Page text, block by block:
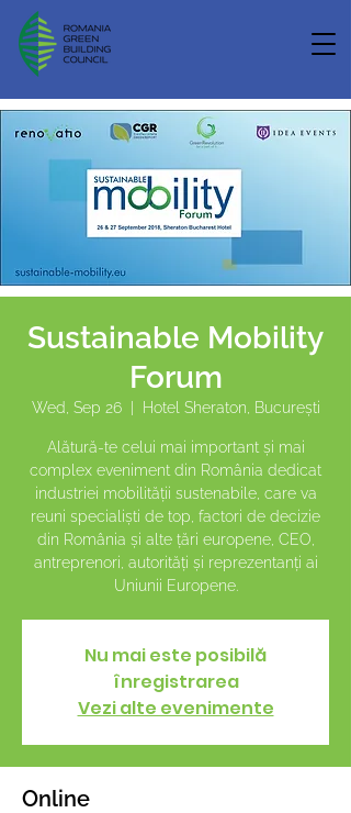
Sustainable Mobility
Forum
Wed, Sep 26
  |
Hotel Sheraton, București
Alătură-te celui mai important și mai
complex eveniment din România dedicat
industriei mobilității sustenabile, care va
reuni specialiști de top, factori de decizie
din România și alte țări europene, CEO,
antreprenori, autorități și reprezentanți ai
Uniunii Europene.
Nu mai este posibilă
înregistrarea
Vezi alte evenimente
Online